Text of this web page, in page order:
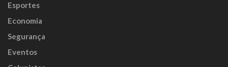
Esportes
Economia
Segurança
Eventos